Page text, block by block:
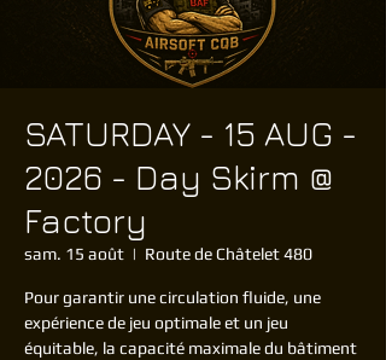
SATURDAY - 15 AUG -
2026 - Day Skirm @
Factory
sam. 15 août
  |
Route de Châtelet 480
Pour garantir une circulation fluide, une
expérience de jeu optimale et un jeu
équitable, la capacité maximale du bâtiment